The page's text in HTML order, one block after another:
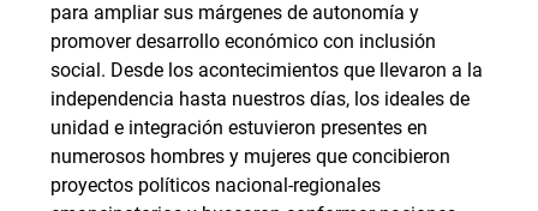
para ampliar sus márgenes de autonomía y
promover desarrollo económico con inclusión
social. Desde los acontecimientos que llevaron a la
independencia hasta nuestros días, los ideales de
unidad e integración estuvieron presentes en
numerosos hombres y mujeres que concibieron
proyectos políticos nacional-regionales